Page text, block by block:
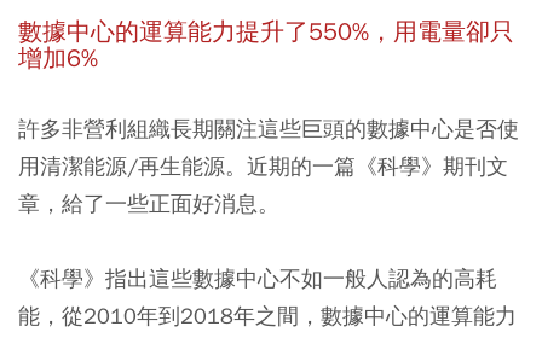
數據中心的運算能力提升了550% ，用電量卻只
增加6%
許多非營利組織長期關注這些巨頭的數據中心是否使
用清潔能源/再生能源。近期的一篇《科學》期刊文
章，給了一些正面好消息。
《科學》指出這些數據中心不如一般人認為的高耗
能，從2010年到2018年之間，數據中心的運算能力